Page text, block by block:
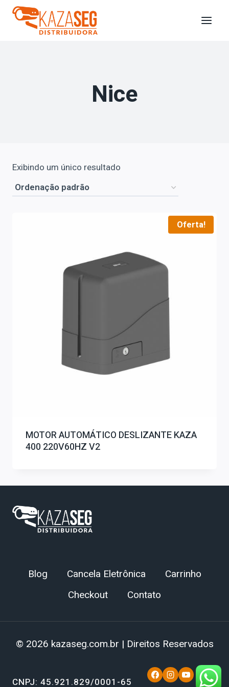
Nice
Exibindo um único resultado
Oferta!
MOTOR AUTOMÁTICO DESLIZANTE KAZA
400 220V60HZ V2
Blog Cancela Eletrônica
Carrinho
Checkout
Contato
© 2026 kazaseg.com.br | Direitos Reservados
CNPJ: 45.921.829/0001-65